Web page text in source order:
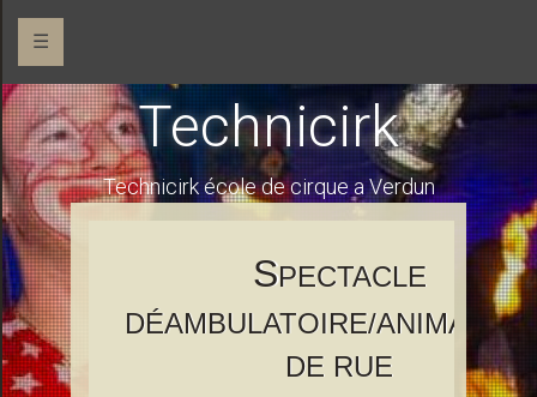
☰
Technicirk
Technicirk école de cirque a Verdun
SPECTACLE
DÉAMBULATOIRE/
DE RUE